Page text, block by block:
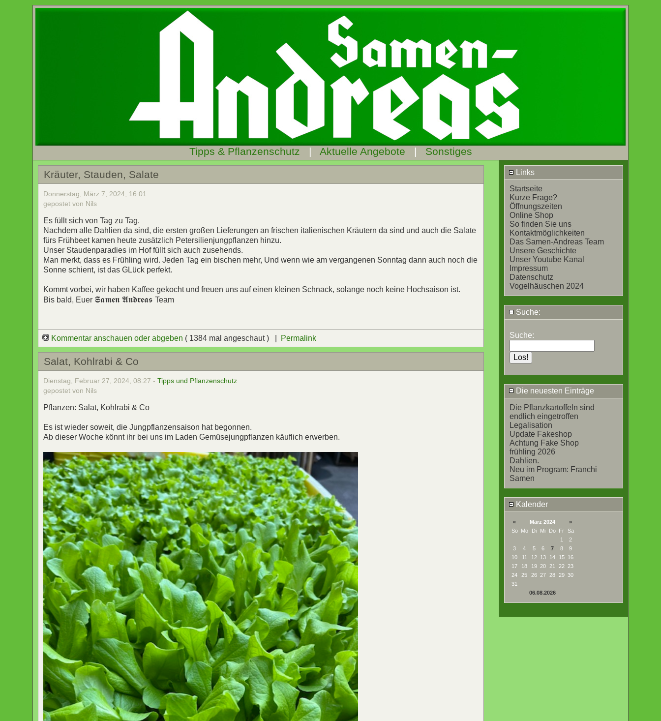
Tipps & Pflanzenschutz | Aktuelle Angebote | Sonstiges
Links
Startseite
Kurze Frage?
Öffnungszeiten
Online Shop
So finden Sie uns
Kontaktmöglichkeiten
Das Samen-Andreas Team
Unsere Geschichte
Unser Youtube Kanal
Impressum
Datenschutz
Vogelhäuschen 2024
Suche:
Suche:
Die neuesten Einträge
Die Pflanzkartoffeln sind
endlich eingetroffen
Legalisation
Update Fakeshop
Achtung Fake Shop
frühling 2026
Dahlien.
Neu im Program: Franchi
Samen
Kalender
« März 2024
»
So Mo Di Mi Do Fr Sa
1
2
3
4 5 6 7 8
9
10
11 12 13 14 15 16
17
18 19 20 21 22 23
24
25 26 27 28 29 30
31
06.08.2026
Kräuter, Stauden, Salate
Donnerstag, März 7, 2024, 16:01
gepostet von Nils
Es füllt sich von Tag zu Tag.
Nachdem alle Dahlien da sind, die ersten großen Lieferungen an frischen italienischen Kräutern da sind und auch die Salate
fürs Frühbeet kamen heute zusätzlich Petersilienjungpflanzen hinzu.
Unser Staudenparadies im Hof füllt sich auch zusehends.
Man merkt, dass es Frühling wird. Jeden Tag ein bischen mehr, Und wenn wie am vergangenen Sonntag dann auch noch die
Sonne schient, ist das GLück perfekt.
Kommt vorbei, wir haben Kaffee gekocht und freuen uns auf einen kleinen Schnack, solange noch keine Hochsaison ist.
Bis bald, Euer 𝕾𝖆𝖒𝖊𝖓 𝕬𝖓𝖉𝖗𝖊𝖆𝖘Team
Kommentar anschauen oder abgeben ( 1384 mal angeschaut ) | Permalink
Salat, Kohlrabi & Co
Dienstag, Februar 27, 2024, 08:27 -Tipps und Pflanzenschutz
gepostet von Nils
Pflanzen: Salat, Kohlrabi & Co
Es ist wieder soweit, die Jungpflanzensaison hat begonnen.
Ab dieser Woche könnt ihr bei uns im Laden Gemüsejungpflanzen käuflich erwerben.